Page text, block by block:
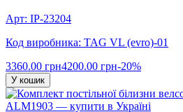
Арт: IP-23204
Код виробника: TAG VL (evro)-01
3360.00 грн4200.00 грн-20%
У кошик